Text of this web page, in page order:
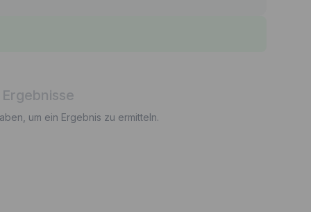
um ein Ergebnis zu ermitteln.